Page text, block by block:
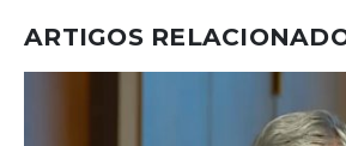
ARTIGOS